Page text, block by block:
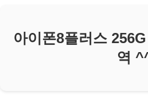
아이폰8플러스
역